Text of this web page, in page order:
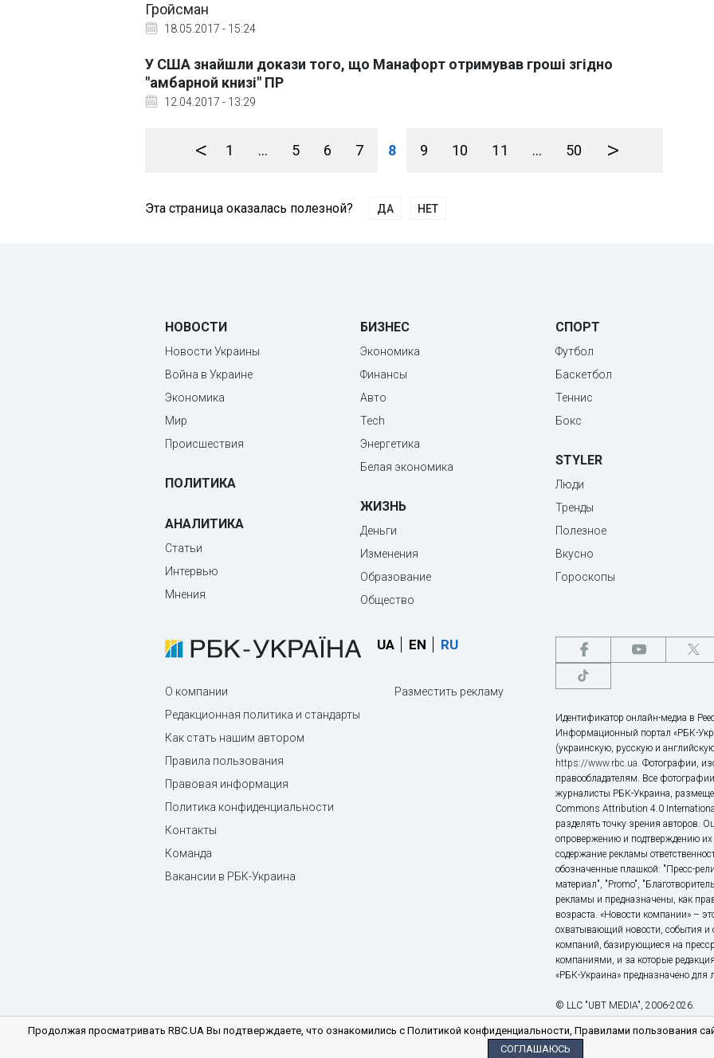
Гройсман
18.05.2017 - 15:24
У США знайшли докази того, що Манафорт отримував гроші згідно
"амбарной книзі" ПР
12.04.2017 - 13:29
< 1 ... 5 6 7 8 9 10 11 ... 50 >
Эта страница оказалась полезной? ДА НЕТ
НОВОСТИ
Новости Украины
Война в Украине
Экономика
Мир
Происшествия
ПОЛИТИКА
АНАЛИТИКА
Статьи
Интервью
Мнения
БИЗНЕС
Экономика
Финансы
Авто
Tech
Энергетика
Белая экономика
ЖИЗНЬ
Деньги
Изменения
Образование
Общество
СПОРТ
Футбол
Баскетбол
Теннис
Бокс
STYLER
Люди
Тренды
Полезное
Вкусно
Гороскопы
UA EN RU
О компании
Редакционная политика и стандарты
Как стать нашим автором
Правила пользования
Правовая информация
Политика конфиденциальности
Контакты
Команда
Вакансии в РБК-Украина
Разместить рекламу
Идентификатор онлайн-медиа в
Информационный портал «РБК-
(украинскую, русскую и
https://www.rbc.ua. Фотографии,
правообладателям. Все
журналисты РБК-Украина,
Commons Attribution 4.0
разделять точку зрения авторов.
опровержению и подтверждению их
содержание рекламы
обозначенные плашкой: "Пресс-
материал", "Promo",
рекламы и предназначены, как
возраста. «Новости компании» –
охватывающий новости, события и
компаний, базирующиеся на
компаниями, и за которые
«РБК-Украина» предназначено для
© LLC "UBT MEDIA", 2006-2026.
Продолжая просматривать RBC.UA Вы подтверждаете, что ознакомились с Политикой конфиденциальности, Правилами пользования
СОГЛАШАЮСЬ